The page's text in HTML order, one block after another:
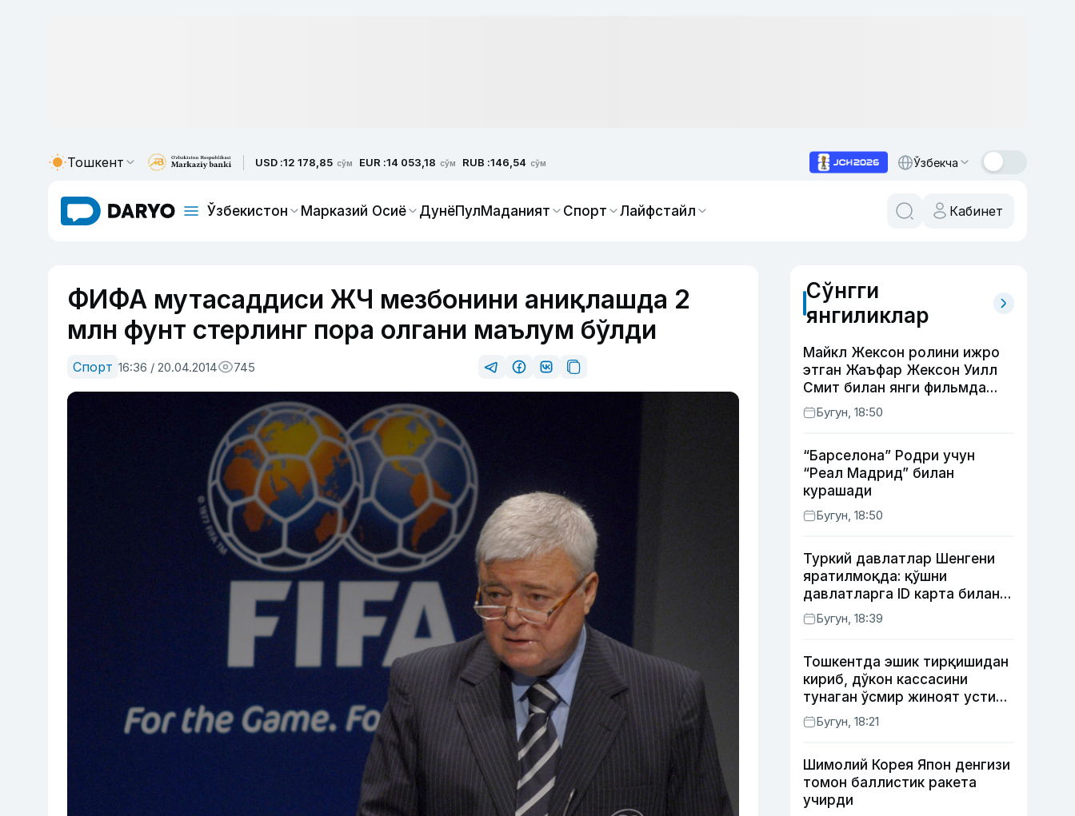
Тошкент USD :12 178,85 сўм EUR :14 053,18 сўм RUB :146,54 сўм Ўзбекча
Ўзбекистон Марказий Осиё ДунёПулМаданият Спорт Лайфстайл Кабинет
ФИФА мутасаддиси ЖЧ мезбонини аниқлашда 2
млн фунт стерлинг пора олгани маълум бўлди
Спорт 16:36 / 20.04.2014 745
Сўнгги
янгиликлар
Майкл Жексон ролини ижро
этган Жаъфар Жексон Уилл
Смит билан янги фильмда
суратга тушади
Бугун, 18:50
“Барселона” Родри учун
“Реал Мадрид” билан
курашади
Бугун, 18:50
Туркий давлатлар Шенгени
яратилмоқда: қўшни
давлатларга ID карта билан
борилади
Бугун, 18:39
Тошкентда эшик тирқишидан
кириб, дўкон кассасини
тунаган ўсмир жиноят устида
ушланди
Бугун, 18:21
Шимолий Корея Япон денгизи
томон баллистик ракета
учирди